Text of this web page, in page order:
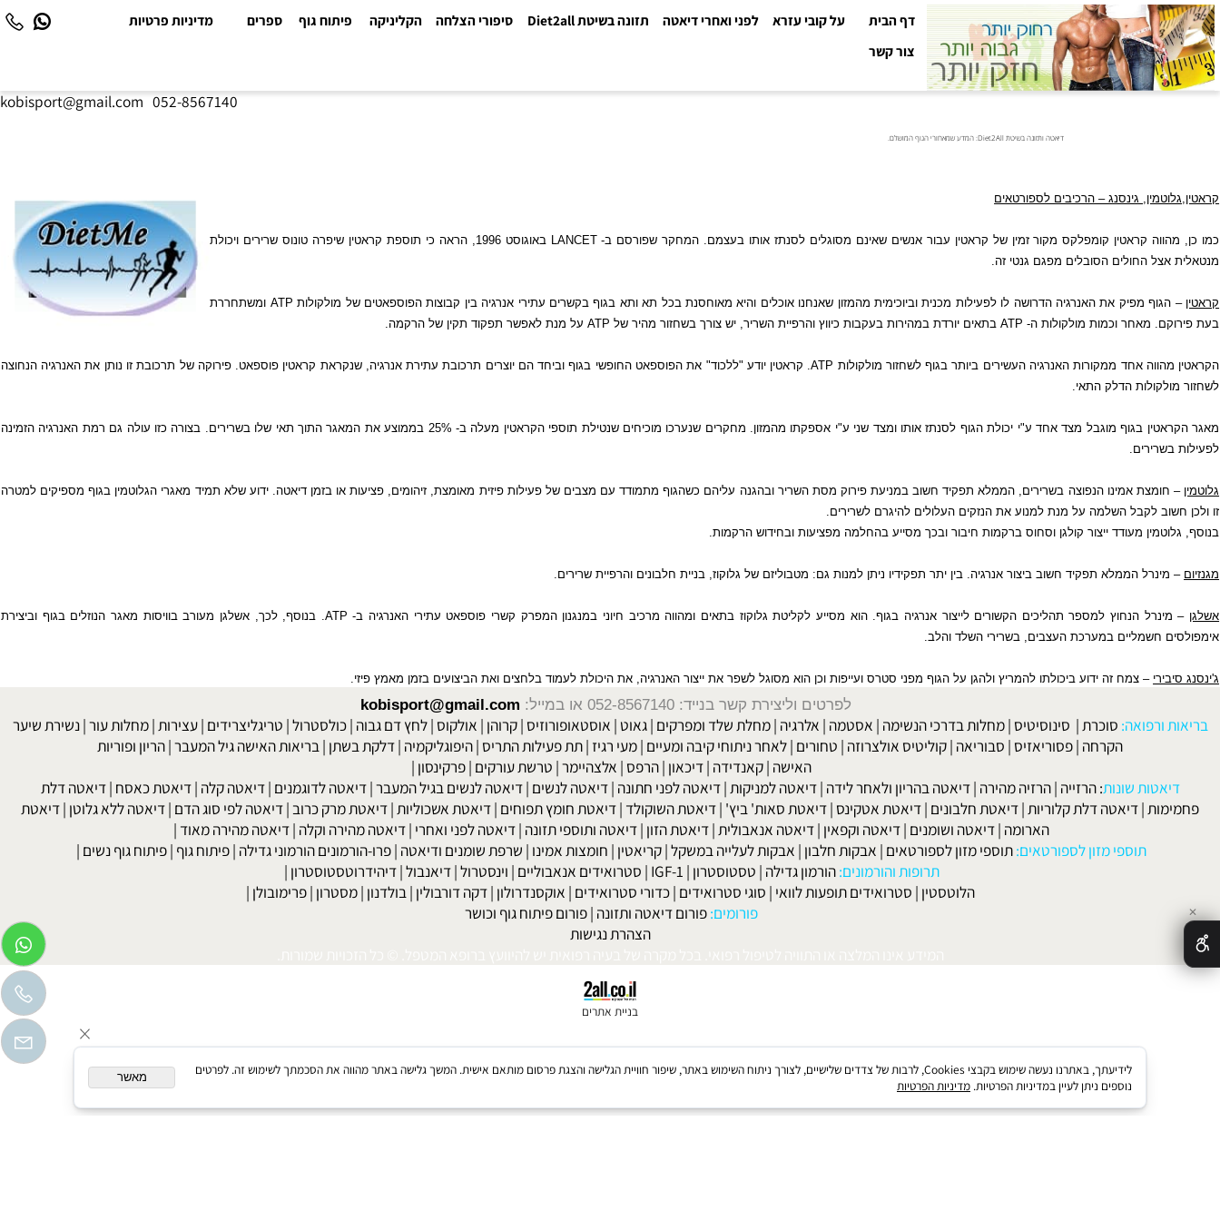
דף הבית על קובי עזרא לפני ואחרי דיאטה תזונה בשיטת Diet2all סיפורי הצלחה הקליניקה פיתוח גוף ספרים מדיניות פרטיות
צור קשר
kobisport@gmail.com |052-8567140
דיאטה ותזונה בשיטת Diet2All: המדע שמאחורי הגוף המושלם.
גינסנג – הרכיבים לספורטאים
קראטין קומפלקס מקור זמין של קראטין עבור אנשים שאינם מסוגלים לסנתז אותו בעצמם. המחקר שפורסם ב-
באוגוסט 1996, הראה כי תוספת קראטין שיפרה טונוס שרירים ויכולת
מפיק את האנרגיה הדרושה לו לפעילות מכנית וביוכימית מהמזון שאנחנו אוכלים והיא מאוחסנת בכל תא ותא בגוף בקשרים עתירי אנרגיה בין קבוצות הפוספאטים של מולקולות
אחד ממקורות האנרגיה העשירים ביותר בגוף לשחזור מולקולות
אמינו הנפוצה בשרירים, הממלא תפקיד חשוב במניעת פירוק מסת השריר ובהגנה עליהם כשהגוף מתמודד עם מצבים של פעילות פיזית מאומצת, זיהומים, פציעות או בזמן דיאטה. ידוע שלא תמיד מאגרי הגלוטמין בגוף מספיקים למטרה
לקבל השלמה על מנת למנוע את הנזקים העלולים להיגרם לשרירים.
הנחוץ למספר תהליכים הקשורים לייצור אנרגיה בגוף. הוא מסייע לקליטת גלוקוז בתאים ומהווה מרכיב חיוני במנגנון המפרק קשרי פוספאט עתירי האנרגיה ב-
– צמח זה ידוע ביכולתו להמריץ ולהגן על הגוף מפני סטרס ועייפות וכן הוא מסוגל לשפר את ייצור האנרגיה, את היכולת לעמוד בלחצים ואת הביצועים בזמן מאמץ פיזי.
לפרטים וליצירת קשר בנייד: 052-8567140 או במייל:kobisport@gmail.com
|סינוסיטיס| מחלות בדרכי הנשימה|אסטמה|אלרגיה |מחלת שלד ומפרקים |גאוט |אוסטאופורוזיס|קרוהן| אולקוס|לחץ דם גבוה|כולסטרול |טריגליצרידים|עצירות|מחלות עור
פסוריאזיס| קוליטיס אולצרוזה טחורים | לאחר ניתוחי קיבה ומעיים| מעי רגיז |תת פעילות התריס|היפוגליקמיה| דלקת בשתן בריאות האישה גיל המעבר
הריון ופוריות
האישה|קאנדידה|דיכאון|הרפס |אלצהיימר|טרשת עורקים| פרקינסון|
שונות: הרזייה|הרזיה מהירה | דיאטה בהריון ולאחר לידה| דיאטה למניקות| דיאטה לפני חתונה| דיאטה לנשים| דיאטה לנשים בגיל המעבר | דיאטה לדוגמנים | דיאטה קלה|דיאטת כאסח |דיאטה דלת
דיאטה דלת קלוריות|דיאטת חלבונים|דיאטת אטקינס|דיאטת סאות' ביץ'|דיאטת השוקולד|דיאטת חומץ תפוחים|דיאטת אשכוליות|דיאטת מרק כרוב|דיאטה לפי סוג הדם|דיאטה ללא גלוטן
הארומה| דיאטה ושומנים |דיאטה וקפאין|דיאטה אנאבולית|דיאטת הזון|דיאטה ותוספי תזונה|דיאטה לפני ואחרי|דיאטה מהירה וקלה|דיאטה מהירה מאוד|
תוספי מזון לספורטאים| אבקות חלבון|אבקות לעלייה במשקל|קריאטין|חומצות אמינו|שרפת שומנים ודיאטה| פרו-הורמונים הורמוני גדילה|
תרופות והורמונים:
טסטוסטרון|
IGF-1
|סטרואידים אנאבוליים|וינסטרול|דיאנבול | דיהידרוטסטוסטרון
כדורי סטרואידים|אוקסנדרולון |דקה דורבולין
המידע אינו המלצה או התוויה לטיפול רפואי. בכל מקרה של בעיה רפואית יש להיוועץ ברופא המטפל. © כל הזכויות שמורות.
לידיעתך, באתרנו נעשה שימוש בקבצי Cookies, לרבות של צדדים שלישיים, לצורך ניתוח השימוש באתר, שיפור חוויית הגלישה והצגת פרסום מותאם אישית. המשך גלישה באתר מהווה את הסכמתך לשימוש זה. לפרטים